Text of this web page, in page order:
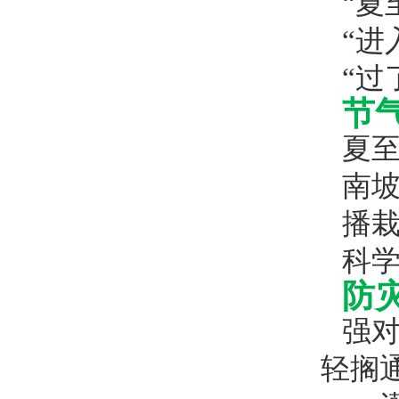
“进
“过
节
夏
南
播
科
防
强
轻搁